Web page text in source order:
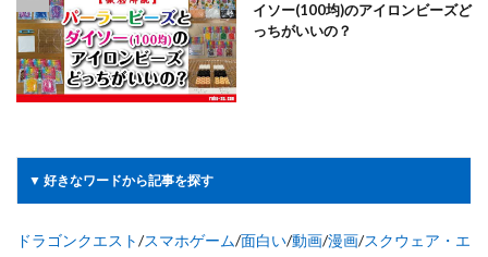
イソー(100均)のアイロンビーズど
っちがいいの？
▼ 好きなワードから記事を探す
ドラゴンクエスト/スマホゲーム/面白い/動画/漫画/スクウェア・エ